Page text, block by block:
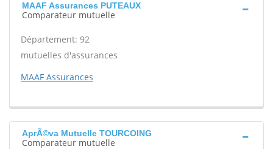
MAAF Assurances PUTEAUX
Comparateur mutuelle
Département: 92
mutuelles d'assurances
MAAF Assurances
AprÃ©va Mutuelle TOURCOING
Comparateur mutuelle